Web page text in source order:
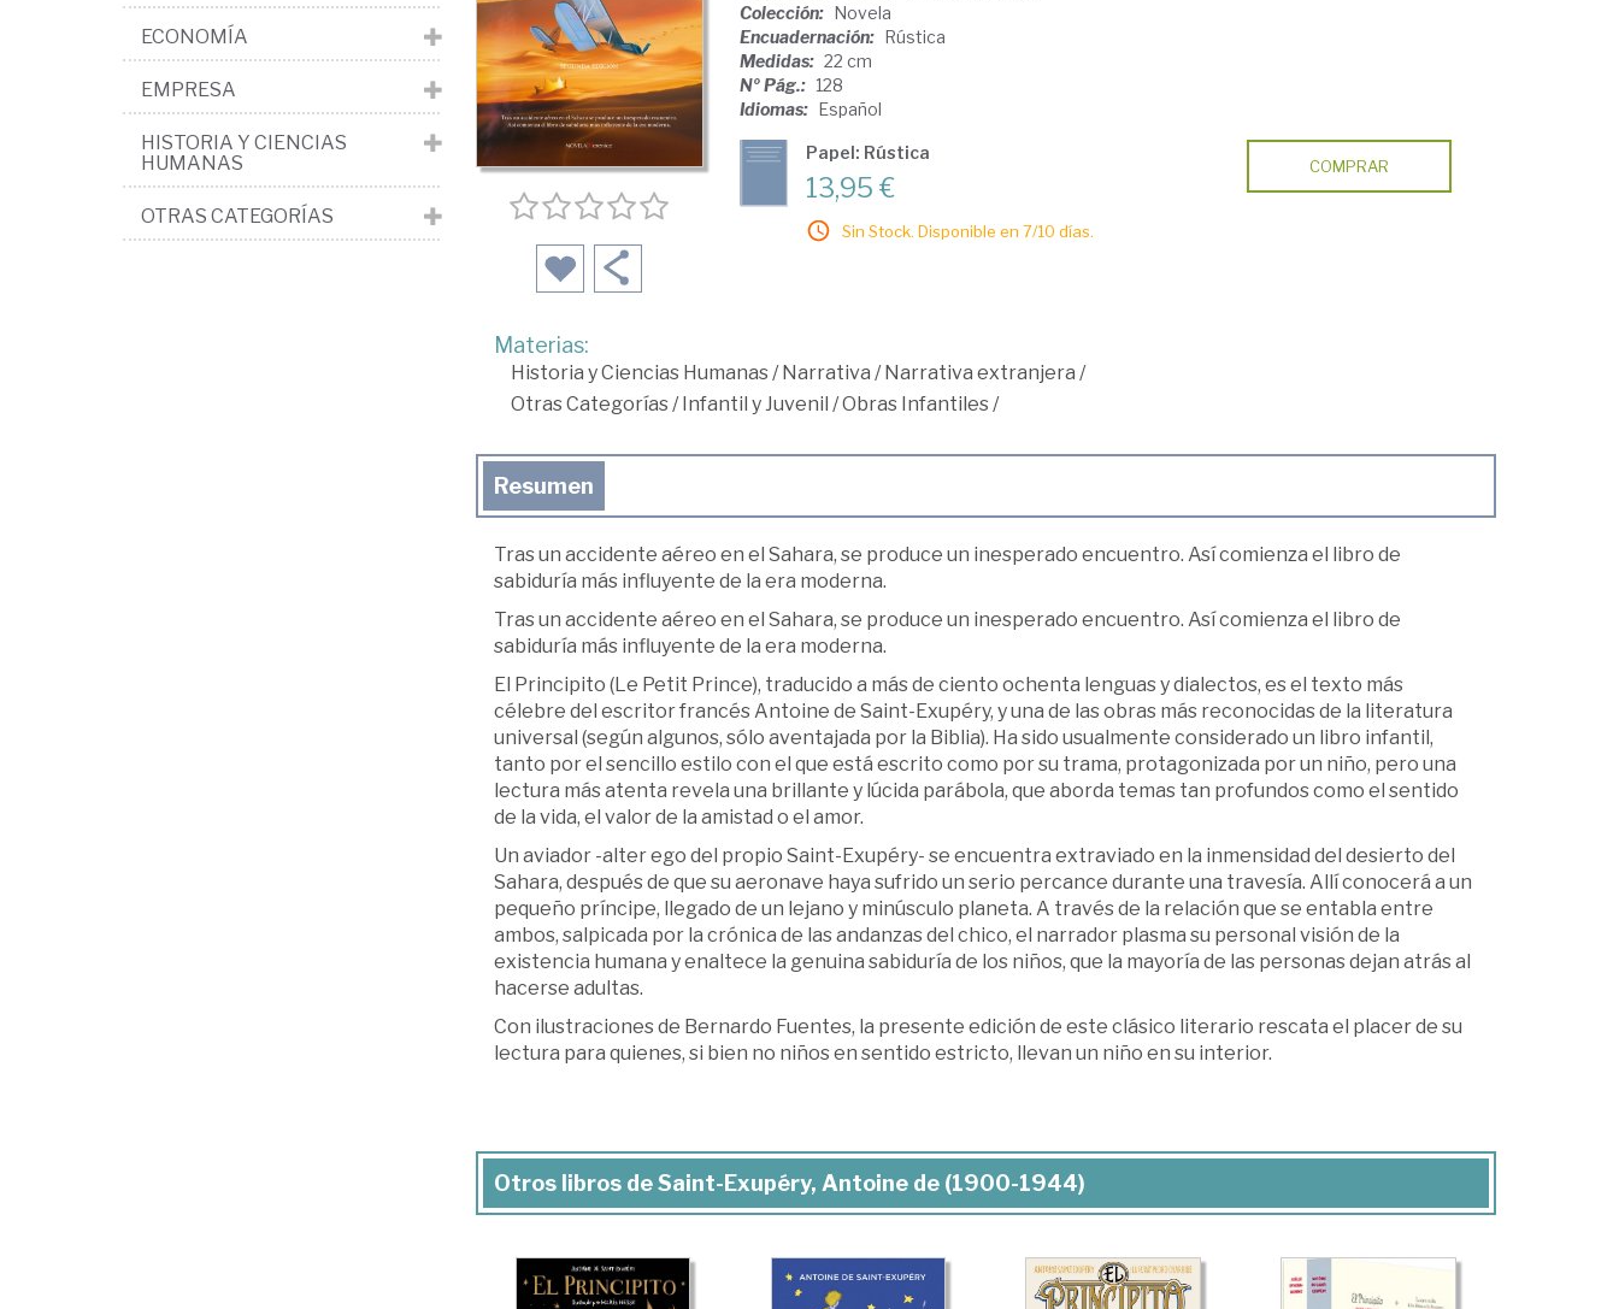
Colección: Novela
Encuadernación: Rústica
Medidas: 22 cm
Nº Pág.: 128
Idiomas: Español
Papel: Rústica
13,95 €
Sin Stock. Disponible en 7/10 días.
COMPRAR
Materias:
Historia y Ciencias Humanas/Narrativa /Narrativa extranjera /
Otras Categorías/Infantil y Juvenil /Obras Infantiles/
Resumen
Tras un accidente aéreo en el Sahara, se produce un inesperado encuentro. Así comienza el libro de
sabiduría más influyente de la era moderna.
Tras un accidente aéreo en el Sahara, se produce un inesperado encuentro. Así comienza el libro de
sabiduría más influyente de la era moderna.
El Principito (Le Petit Prince), traducido a más de ciento ochenta lenguas y dialectos, es el texto más
célebre del escritor francés Antoine de Saint-Exupéry, y una de las obras más reconocidas de la literatura
universal (según algunos, sólo aventajada por la Biblia). Ha sido usualmente considerado un libro infantil,
tanto por el sencillo estilo con el que está escrito como por su trama, protagonizada por un niño, pero una
lectura más atenta revela una brillante y lúcida parábola, que aborda temas tan profundos como el sentido
de la vida, el valor de la amistad o el amor.
Un aviador -alter ego del propio Saint-Exupéry- se encuentra extraviado en la inmensidad del desierto del
Sahara, después de que su aeronave haya sufrido un serio percance durante una travesía. Allí conocerá a un
pequeño príncipe, llegado de un lejano y minúsculo planeta. A través de la relación que se entabla entre
ambos, salpicada por la crónica de las andanzas del chico, el narrador plasma su personal visión de la
existencia humana y enaltece la genuina sabiduría de los niños, que la mayoría de las personas dejan atrás al
hacerse adultas.
Con ilustraciones de Bernardo Fuentes, la presente edición de este clásico literario rescata el placer de su
lectura para quienes, si bien no niños en sentido estricto, llevan un niño en su interior.
Otros libros de Saint-Exupéry, Antoine de (1900-1944)
ECONOMÍA
EMPRESA
HISTORIA Y CIENCIAS
HUMANAS
OTRAS CATEGORÍAS